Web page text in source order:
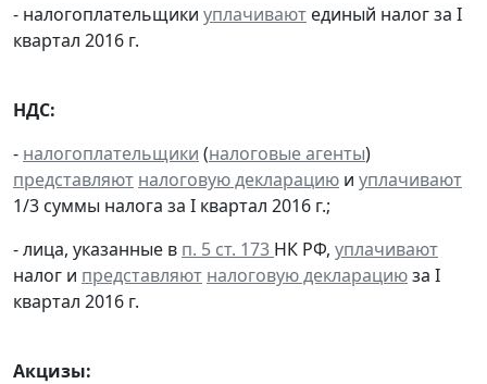
- налогоплательщики уплачивают единый налог за I
квартал 2016 г.
НДС:
- налогоплательщики (налоговые агенты)
представляют налоговую декларацию и уплачивают
1/3 суммы налога за I квартал 2016 г.;
- лица, указанные в п. 5 ст. 173 НК РФ, уплачивают
налог и представляют налоговую декларациюза I
квартал 2016 г.
Акцизы: